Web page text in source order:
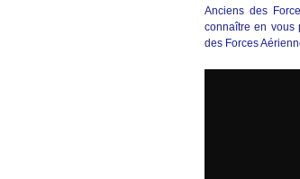
Anciens des
connaître en vous
des Forces